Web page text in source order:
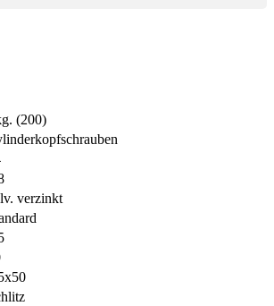
(200)
verzinkt